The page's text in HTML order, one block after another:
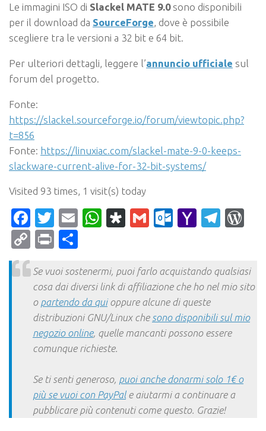
Le immagini ISO di Slackel MATE 9.0sono disponibili
per il download da SourceForge, dove è possibile
scegliere tra le versioni a 32 bit e 64 bit.
Per ulteriori dettagli, leggere l’annuncio ufficiale sul
forum del progetto.
Fonte:
https://slackel.sourceforge.io/forum/viewtopic.php?
t=856
Fonte: https://linuxiac.com/slackel-mate-9-0-keeps-
slackware-current-alive-for-32-bit-systems/
Visited 93 times, 1 visit(s) today
Facebook
Twitter
EmailWhatsApp
Diaspora
Gmail Yahoo
CopyPrint
Se vuoi sostenermi, puoi farlo acquistando qualsiasi
cosa dai diversi link di affiliazione che ho nel mio sito
o partendo da quioppure alcune di queste
distribuzioni GNU/Linux che sono disponibili sul mio
negozio online, quelle mancanti possono essere
comunque richieste.
Se ti senti generoso, puoi anche donarmi solo 1€ o
più se vuoi con PayPale aiutarmi a continuare a
pubblicare più contenuti come questo. Grazie!